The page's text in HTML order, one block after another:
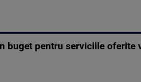
buget pentru serviciile